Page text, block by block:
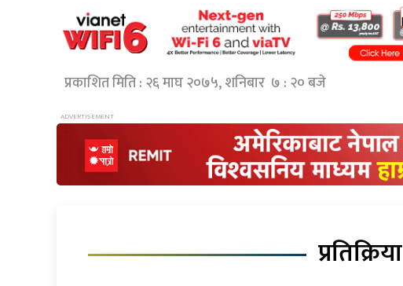
प्रकाशित मिति : २६ माघ २०७५, शनिबार ७ : २० बजे
प्रतिक्रिया